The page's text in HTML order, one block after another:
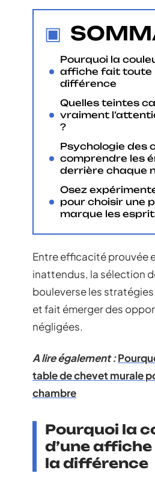
Pourquoi la
affiche fait toute
différence
Quelles teintes
vraiment
?
Psychologie des
comprendre les
derrière chaque
Osez
pour choisir une
marque les
Entre efficacité prouvée
inattendus, la sélection
bouleverse les
et fait émerger des
négligées.
A lire également :
table de chevet murale
chambre
Pourquoi la
d’une
la différence